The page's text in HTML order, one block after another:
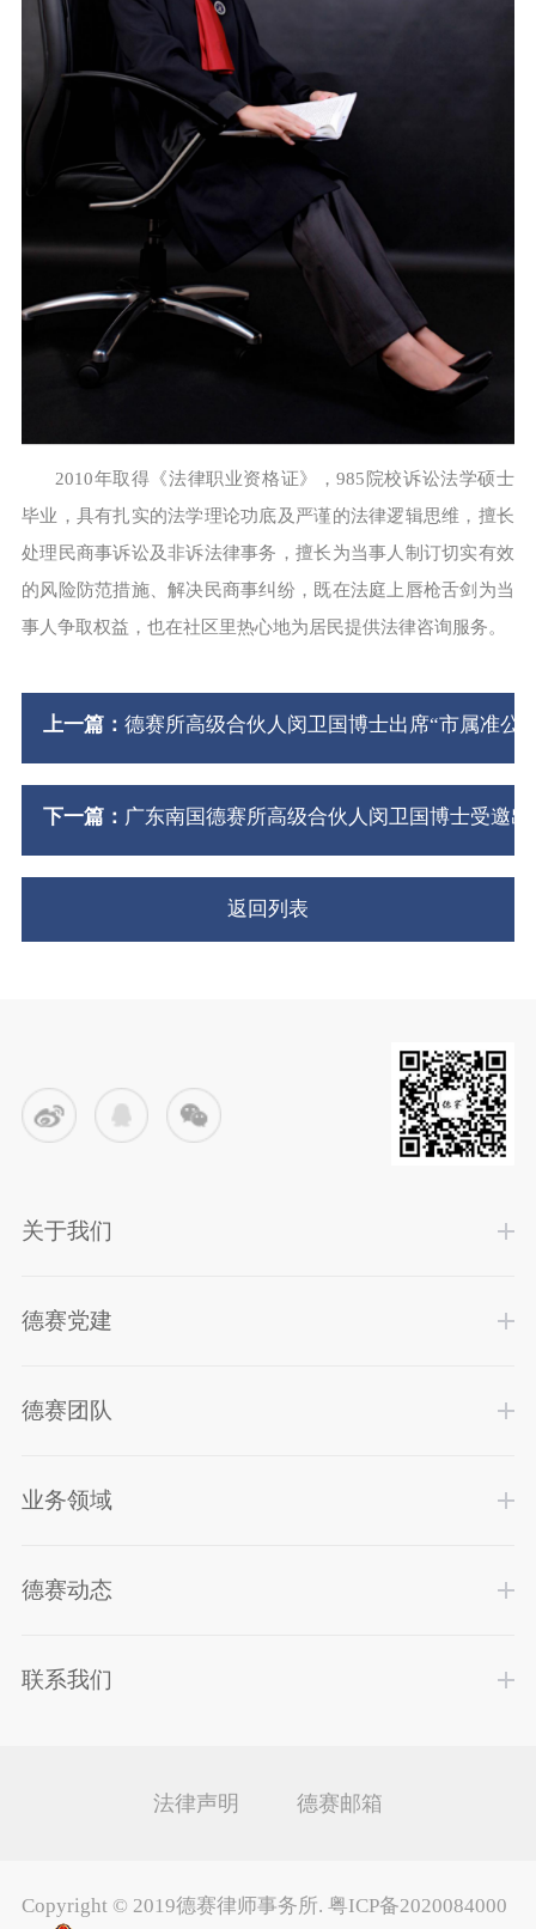
2010年取得《法律职业资格证》，985院校诉讼法学硕士
毕业，具有扎实的法学理论功底及严谨的法律逻辑思维，擅长
处理民商事诉讼及非诉法律事务，擅长为当事人制订切实有效
的风险防范措施、解决民商事纠纷，既在法庭上唇枪舌剑为当
事人争取权益，也在社区里热心地为居民提供法律咨询服务。
上一篇： 德赛所高级合伙人闵卫国博士出席“市属准公
下一篇： 广东南国德赛所高级合伙人闵卫国博士受邀
返回列表
关于我们
德赛党建
德赛团队
业务领域
德赛动态
联系我们
法律声明 德赛邮箱
Copyright © 2019德赛律师事务所. 粤ICP备2020084000